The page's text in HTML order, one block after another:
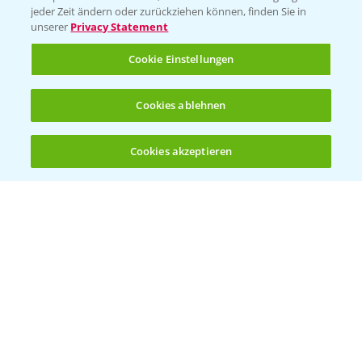
1:41
Welches Frühjahrsherbizid im Weizen
einsetzen?
(noch 4)
jeder Zeit ändern oder zurückziehen können, finden Sie in
unserer Privacy Statement
Cookie Einstellungen
Cookies ablehnen
Cookies akzeptieren